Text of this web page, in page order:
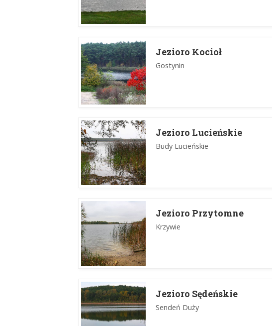
Jezioro Kocioł
Gostynin
Jezioro Lucieńskie
Budy Lucieńskie
Jezioro Przytomne
Krzywie
Jezioro Sędeńskie
Sendeń Duży